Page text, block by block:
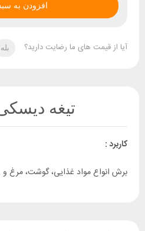
افزودن به
آیا از قیمت های ما رضایت دارید؟ بله
تیغه
کاربرد:
برش انواع مواد غذایی، گوشت، مرغ